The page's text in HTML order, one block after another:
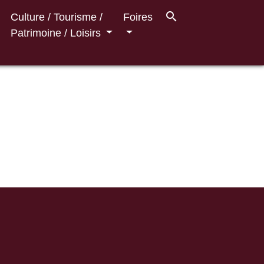
Culture / Tourisme /
Patrimoine / Loisirs
Foires search